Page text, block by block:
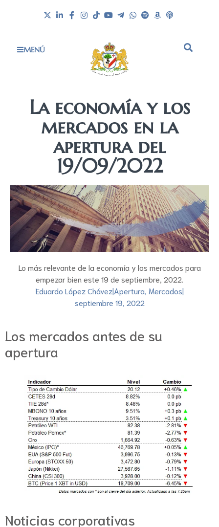
MENÚ
La economía y los
mercados en la
apertura del
19/09/2022
Lo más relevante de la economía y los mercados para
empezar bien este 19 de septiembre, 2022.
Eduardo López Chávez|Apertura, Mercados|
septiembre 19, 2022
Los mercados antes de su
apertura
Noticias corporativas